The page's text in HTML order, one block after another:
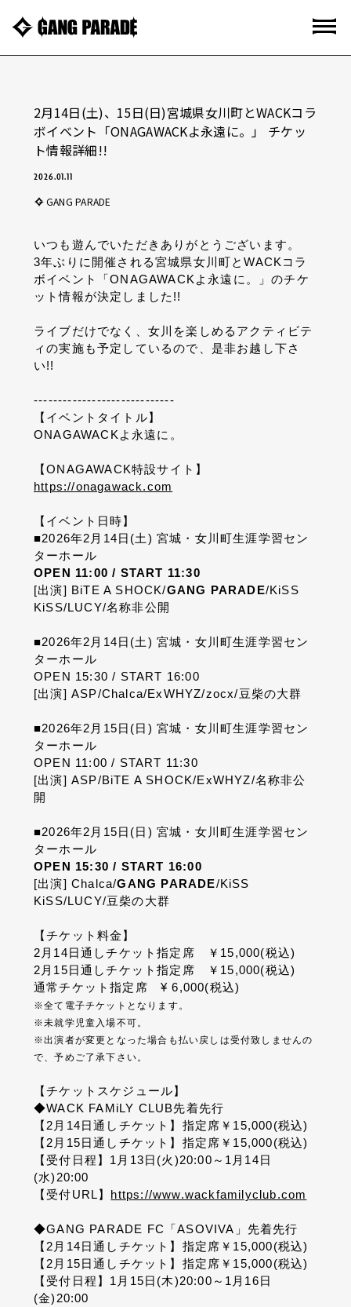
2月14日(土)、15日(日)宮城県女川町とWACKコラ
ボイベント「ONAGAWACKよ永遠に。」 チケッ
ト情報詳細!!
2026.01.11
GANG PARADE
いつも遊んでいただきありがとうございます。
3年ぶりに開催される宮城県女川町とWACKコラ
ボイベント「ONAGAWACKよ永遠に。」のチケ
ット情報が決定しました!!
ライブだけでなく、女川を楽しめるアクティビテ
ィの実施も予定しているので、是非お越し下さ
い!!
-----------------------------
【イベントタイトル】
ONAGAWACKよ永遠に。
【ONAGAWACK特設サイト】
https://onagawack.com
【イベント日時】
■2026年2月14日(土) 宮城・女川町生涯学習セン
ターホール
OPEN 11:00 / START 11:30
[出演] BiTE A SHOCK/GANG PARADE/KiSS
KiSS/LUCY/名称非公開
■2026年2月14日(土) 宮城・女川町生涯学習セン
ターホール
OPEN 15:30 / START 16:00
[出演] ASP/Chalca/ExWHYZ/zocx/豆柴の大群
■2026年2月15日(日) 宮城・女川町生涯学習セン
ターホール
OPEN 11:00 / START 11:30
[出演] ASP/BiTE A SHOCK/ExWHYZ/名称非公
開
■2026年2月15日(日) 宮城・女川町生涯学習セン
ターホール
OPEN 15:30 / START 16:00
[出演] Chalca/GANG PARADE/KiSS
KiSS/LUCY/豆柴の大群
【チケット料金】
2月14日通しチケット指定席 ￥15,000(税込)
2月15日通しチケット指定席 ￥15,000(税込)
通常チケット指定席 ¥ 6,000(税込)
※全て電子チケットとなります。
※未就学児童入場不可。
※出演者が変更となった場合も払い戻しは受付致しませんの
で、予めご了承下さい。
【チケットスケジュール】
◆WACK FAMiLY CLUB先着先行
【2月14日通しチケット】指定席￥15,000(税込)
【2月15日通しチケット】指定席￥15,000(税込)
【受付日程】1月13日(火)20:00～1月14日
(水)20:00
【受付URL】 https://www.wackfamilyclub.com
◆GANG PARADE FC「ASOVIVA」先着先行
【2月14日通しチケット】指定席￥15,000(税込)
【2月15日通しチケット】指定席￥15,000(税込)
【受付日程】1月15日(木)20:00～1月16日
(金)20:00